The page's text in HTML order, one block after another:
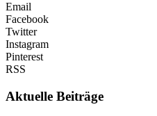
Email
Facebook
Twitter
Instagram
Pinterest
RSS
Aktuelle Beiträge